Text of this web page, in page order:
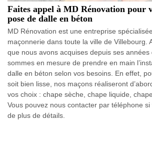
Faites appel à MD Rénovation pour
pose de dalle en béton
MD Rénovation est une entreprise
maçonnerie dans toute la ville de Villebourg.
que nous avons acquises depuis ses années
sommes en mesure de prendre en main
dalle en béton selon vos besoins. En effet,
soit bien lisse, nos maçons réaliseront
vos choix : chape sèche, chape liquide,
Vous pouvez nous contacter par téléphone
de plus de détails.